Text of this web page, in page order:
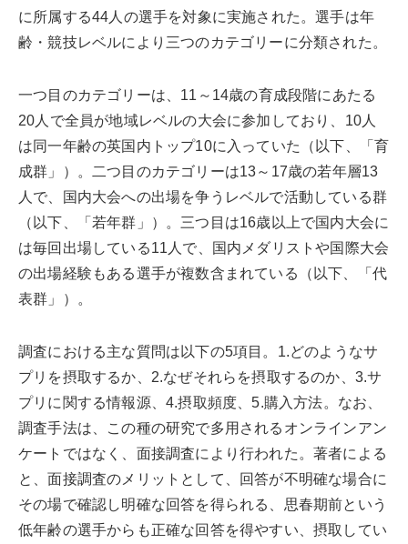
に所属する44人の選手を対象に実施された。選手は年
齢・競技レベルにより三つのカテゴリーに分類された。
一つ目のカテゴリーは、11～14歳の育成段階にあたる
20人で全員が地域レベルの大会に参加しており、10人
は同一年齢の英国内トップ10に入っていた（以下、「育
成群」）。二つ目のカテゴリーは13～17歳の若年層13
人で、国内大会への出場を争うレベルで活動している群
（以下、「若年群」）。三つ目は16歳以上で国内大会に
は毎回出場している11人で、国内メダリストや国際大会
の出場経験もある選手が複数含まれている（以下、「代
表群」）。
調査における主な質問は以下の5項目。1.どのようなサ
プリを摂取するか、2.なぜそれらを摂取するのか、3.サ
プリに関する情報源、4.摂取頻度、5.購入方法。なお、
調査手法は、この種の研究で多用されるオンラインアン
ケートではなく、面接調査により行われた。著者による
と、面接調査のメリットとして、回答が不明確な場合に
その場で確認し明確な回答を得られる、思春期前という
低年齢の選手からも正確な回答を得やすい、摂取してい